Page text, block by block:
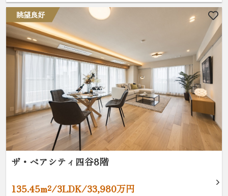
眺望良好
ザ・ペアシティ四谷8階
135.45m²/3LDK/33,980万円